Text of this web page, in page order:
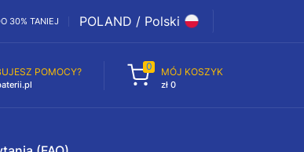
30% TANIEJ POLAND / Polski
POMOCY? 0 MÓJ KOSZYK
zł 0